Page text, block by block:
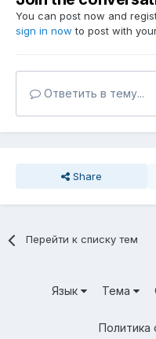
You can post now and
sign in now to post with
Ответить в тему...
Share
Перейти к списку тем
Язык Тема
Политика